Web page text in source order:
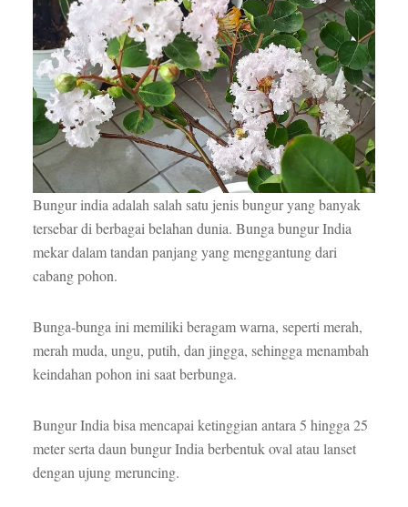
Bungur india adalah salah satu jenis bungur yang banyak
tersebar di berbagai belahan dunia. Bunga bungur India
mekar dalam tandan panjang yang menggantung dari
cabang pohon.
Bunga-bunga ini memiliki beragam warna, seperti merah,
merah muda, ungu, putih, dan jingga, sehingga menambah
keindahan pohon ini saat berbunga.
Bungur India bisa mencapai ketinggian antara 5 hingga 25
meter serta daun bungur India berbentuk oval atau lanset
dengan ujung meruncing.